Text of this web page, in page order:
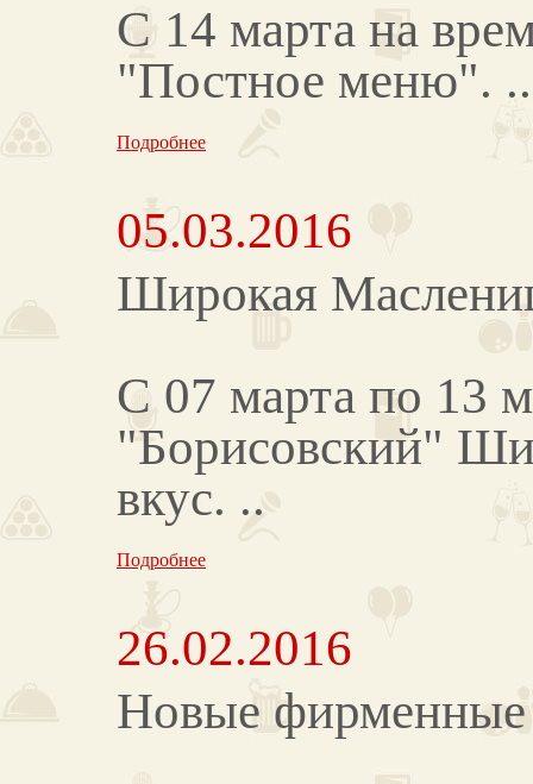
С 14 марта на
"Постное меню". ..
Подробнее
05.03.2016
Широкая
С 07 марта по 13
"Борисовский"
вкус. ..
Подробнее
26.02.2016
Новые фирменные